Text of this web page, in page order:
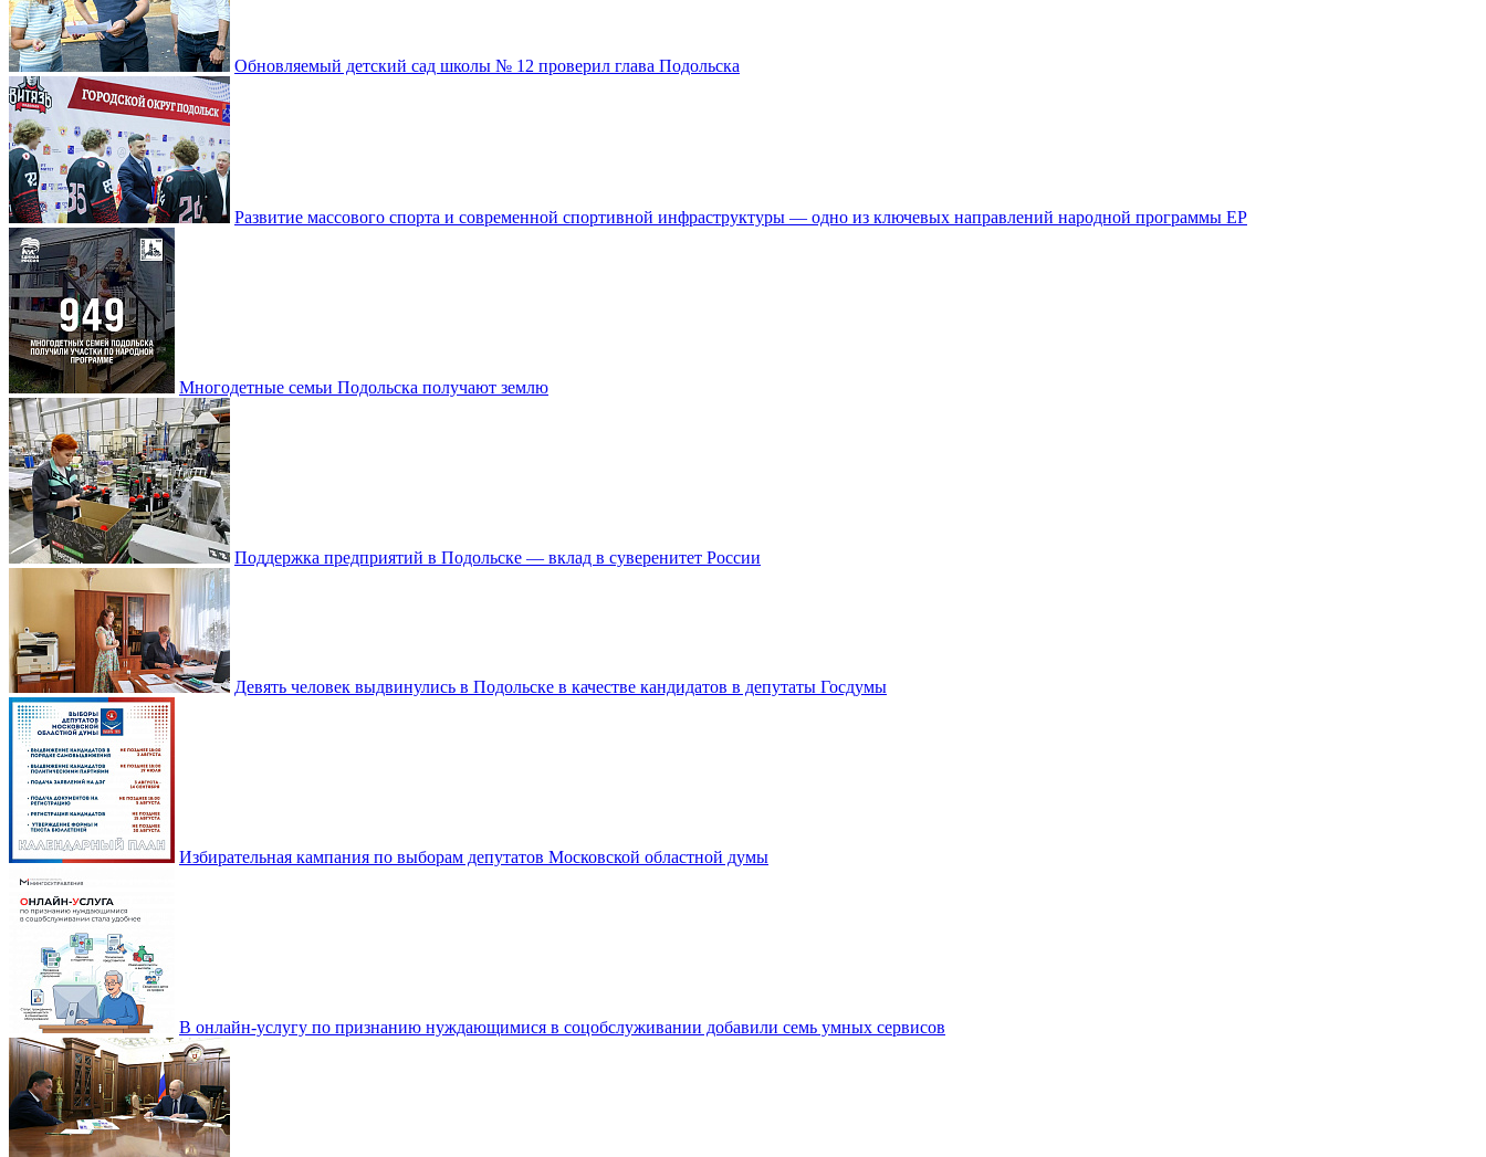
Обновляемый детский сад школы № 12 проверил глава Подольска
Развитие массового спорта и современной спортивной инфраструктуры — одно из ключевых направлений народной программы ЕР
Многодетные семьи Подольска получают землю
Поддержка предприятий в Подольске — вклад в суверенитет России
Девять человек выдвинулись в Подольске в качестве кандидатов в депутаты Госдумы
Избирательная кампания по выборам депутатов Московской областной думы
В онлайн-услугу по признанию нуждающимися в соцобслуживании добавили семь умных сервисов